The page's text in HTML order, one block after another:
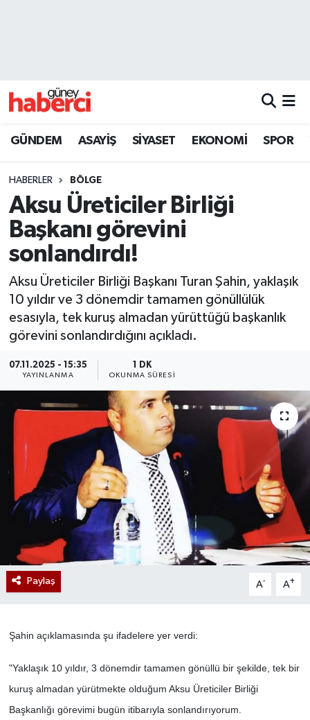
GÜNDEM ASAYİŞ SİYASET EKONOMİ SPOR
HABERLER BÖLGE
Aksu Üreticiler Birliği
Başkanı görevini
sonlandırdı!
Aksu Üreticiler Birliği Başkanı Turan Şahin, yaklaşık
10 yıldır ve 3 dönemdir tamamen gönüllülük
esasıyla, tek kuruş almadan yürüttüğü başkanlık
görevini sonlandırdığını açıkladı.
07.11.2025 - 15:35
YAYINLANMA
1 DK
OKUNMA SÜRESI
Paylaş A- A+
Şahin açıklamasında şu ifadelere yer verdi:
"Yaklaşık 10 yıldır, 3 dönemdir tamamen gönüllü bir şekilde, tek bir
kuruş almadan yürütmekte olduğum Aksu Üreticiler Birliği
Başkanlığı görevimi bugün itibarıyla sonlandırıyorum.
Beyoğlu Trafik Yoğunluk Haritası
Son Dakika Haberleri
Haber Arşivi